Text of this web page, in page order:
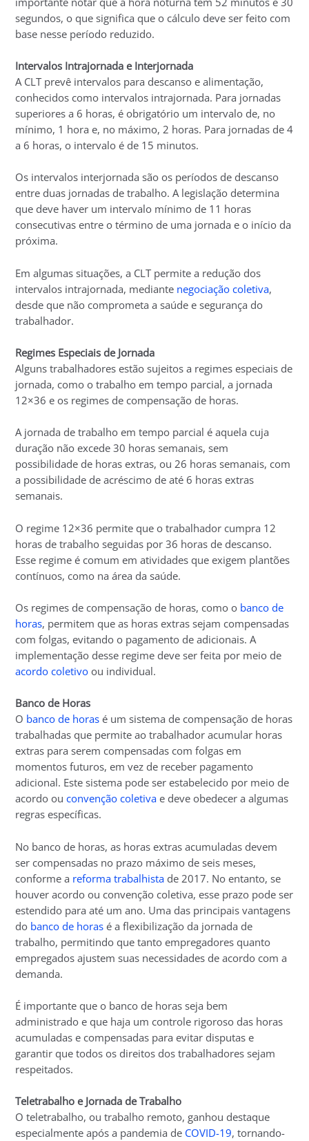
segundos, o que significa que o cálculo deve ser feito com
base nesse período reduzido.
Intervalos Intrajornada e Interjornada
A CLT prevê intervalos para descanso e alimentação,
conhecidos como intervalos intrajornada. Para jornadas
superiores a 6 horas, é obrigatório um intervalo de, no
mínimo, 1 hora e, no máximo, 2 horas. Para jornadas de 4
a 6 horas, o intervalo é de 15 minutos.
Os intervalos interjornada são os períodos de descanso
entre duas jornadas de trabalho. A legislação determina
que deve haver um intervalo mínimo de 11 horas
consecutivas entre o término de uma jornada e o início da
próxima.
Em algumas situações, a CLT permite a redução dos
intervalos intrajornada, mediante negociação coletiva,
desde que não comprometa a saúde e segurança do
trabalhador.
Regimes Especiais de Jornada
Alguns trabalhadores estão sujeitos a regimes especiais de
jornada, como o trabalho em tempo parcial, a jornada
12×36 e os regimes de compensação de horas.
A jornada de trabalho em tempo parcial é aquela cuja
duração não excede 30 horas semanais, sem
possibilidade de horas extras, ou 26 horas semanais, com
a possibilidade de acréscimo de até 6 horas extras
semanais.
O regime 12×36 permite que o trabalhador cumpra 12
horas de trabalho seguidas por 36 horas de descanso.
Esse regime é comum em atividades que exigem plantões
contínuos, como na área da saúde.
Os regimes de compensação de horas, como o banco de
horas, permitem que as horas extras sejam compensadas
com folgas, evitando o pagamento de adicionais. A
implementação desse regime deve ser feita por meio de
acordo coletivo ou individual.
Banco de Horas
O banco de horas é um sistema de compensação de horas
trabalhadas que permite ao trabalhador acumular horas
extras para serem compensadas com folgas em
momentos futuros, em vez de receber pagamento
adicional. Este sistema pode ser estabelecido por meio de
acordo ouconvenção coletiva e deve obedecer a algumas
regras específicas.
No banco de horas, as horas extras acumuladas devem
ser compensadas no prazo máximo de seis meses,
conforme a reforma trabalhista de 2017. No entanto, se
houver acordo ou convenção coletiva, esse prazo pode ser
estendido para até um ano. Uma das principais vantagens
do banco de horas é a flexibilização da jornada de
trabalho, permitindo que tanto empregadores quanto
empregados ajustem suas necessidades de acordo com a
demanda.
É importante que o banco de horas seja bem
administrado e que haja um controle rigoroso das horas
acumuladas e compensadas para evitar disputas e
garantir que todos os direitos dos trabalhadores sejam
respeitados.
Teletrabalho e Jornada de Trabalho
O teletrabalho, ou trabalho remoto, ganhou destaque
especialmente após a pandemia de COVID-19, tornando-